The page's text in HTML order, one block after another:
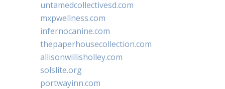
untamedcollectivesd.com
mxpwellness.com
infernocanine.com
thepaperhousecollection.com
allisonwillisholley.com
solslite.org
portwayinn.com